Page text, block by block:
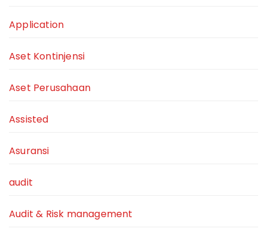
Application
Aset Kontinjensi
Aset Perusahaan
Assisted
Asuransi
audit
Audit & Risk management